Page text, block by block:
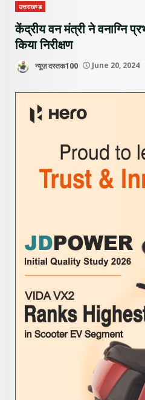
उत्तराखण्ड
केंद्रीय वन मंत्री ने वनाग्नि
किया निरीक्षण
न्यूज़ दस्तक100 June 20, 2024